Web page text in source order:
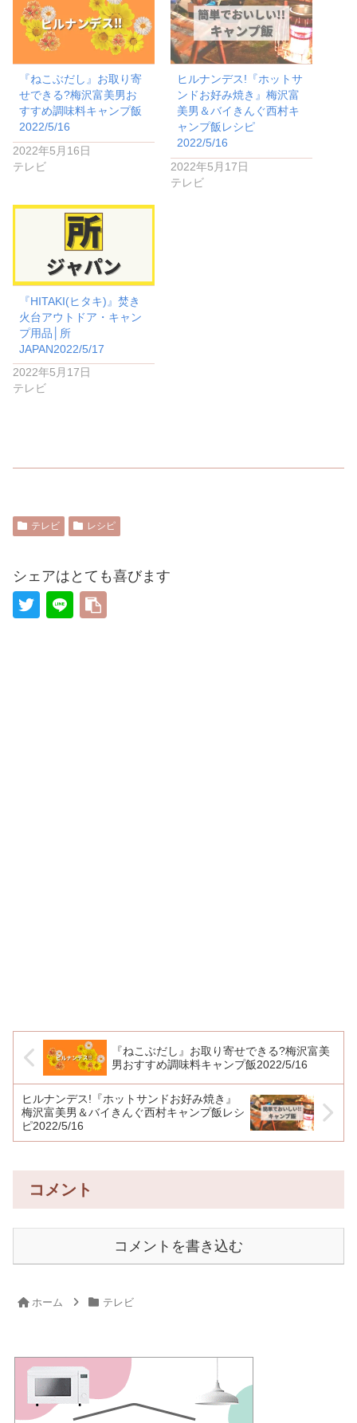
『ねこぶだし』お取り寄
せできる?梅沢富美男お
すすめ調味料キャンプ飯
2022/5/16
2022年5月16日
テレビ
ヒルナンデス!『ホットサ
ンドお好み焼き』梅沢富
美男＆バイきんぐ西村キ
ャンプ飯レシピ
2022/5/16
2022年5月17日
テレビ
『HITAKI(ヒタキ)』焚き
火台アウトドア・キャン
プ用品│所
JAPAN2022/5/17
2022年5月17日
テレビ
テレビ レシピ
シェアはとても喜びます
『ねこぶだし』お取り寄せできる?梅沢富美
男おすすめ調味料キャンプ飯2022/5/16
ヒルナンデス!『ホットサンドお好み焼き』
梅沢富美男＆バイきんぐ西村キャンプ飯レシ
ピ2022/5/16
コメント
コメントを書き込む
ホーム テレビ